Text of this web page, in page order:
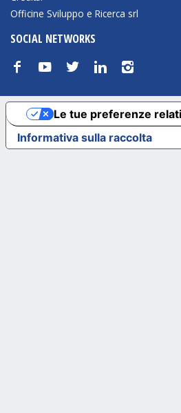
Officine Sviluppo e Ricerca srl
SOCIAL NETWORKS
f y t n i
Informativa sulla raccolta
Le tue preferenze